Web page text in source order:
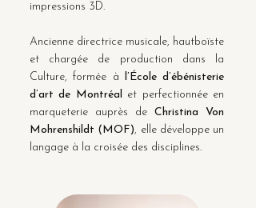
impressions 3D.
Ancienne directrice musicale, hautboïste
et chargée de production dans la
Culture, formée à l’École d’ébénisterie
d’art de Montréal et perfectionnée en
marqueterie auprès de Christina Von
Mohrenshildt (MOF), elle développe un
langage à la croisée des disciplines.